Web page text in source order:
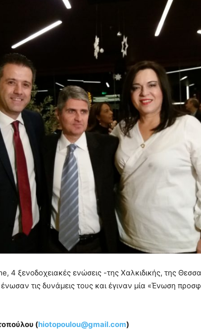
4 ξενοδοχειακές ενώσεις -της Χαλκιδικής, της
τις δυνάμεις τους και έγιναν μία «Ένωση
(hiotopoulou@gmail.com)